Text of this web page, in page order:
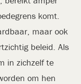
komt.
maar ook
beleid. Als
in zichzelf te
om hen